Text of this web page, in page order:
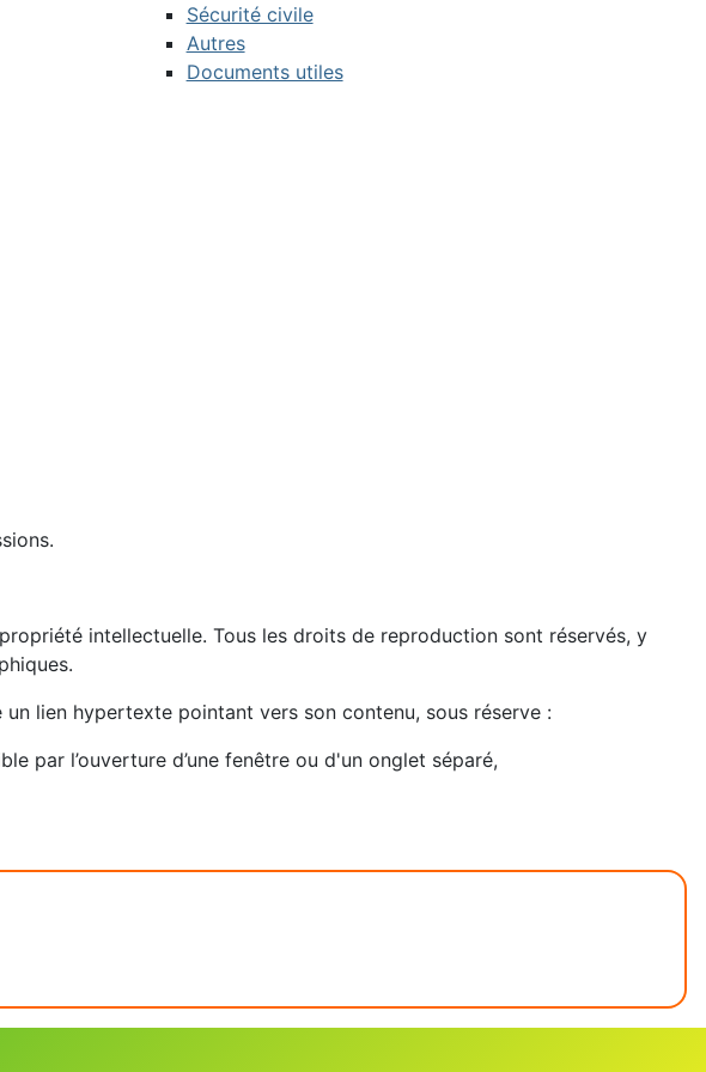
Sécurité civile
Autres
Documents utiles
intellectuelle. Tous les droits de reproduction sont réservés, y
lien hypertexte pointant vers son contenu, sous réserve :
par l’ouverture d’une fenêtre ou d'un onglet séparé,